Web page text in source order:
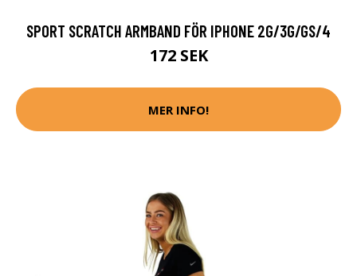
SPORT SCRATCH ARMBAND FÖR IPHONE 2G/3G/GS/4
172 SEK
MER INFO!